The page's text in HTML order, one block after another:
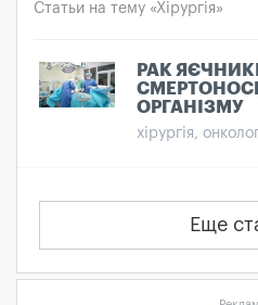
Статьи на тему «Хірургія»
РАК
ОРГАНІЗМУ
хірургія,
Еще